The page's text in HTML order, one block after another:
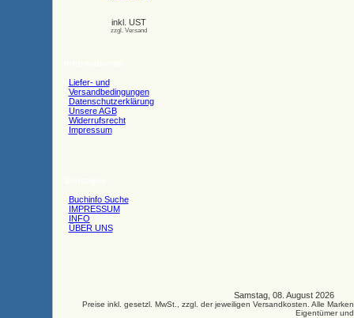
inkl. UST
zzgl. Versand
Liefer- und
Versandbedingungen
Datenschutzerklärung
Unsere AGB
Widerrufsrecht
Impressum
Buchinfo Suche
IMPRESSUM
INFO
ÜBER UNS
Samstag, 08. August 2026
Preise inkl. gesetzl. MwSt., zzgl. der jeweiligen Versandkosten. Alle
Eigentümer